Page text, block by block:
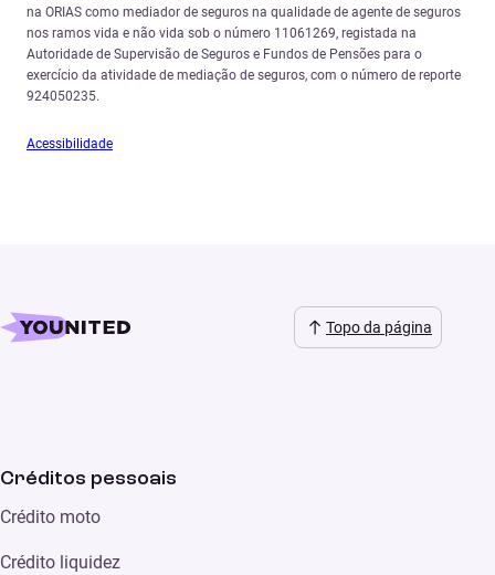
na ORIAS como mediador de seguros na qualidade de agente de seguros
nos ramos vida e não vida sob o número 11061269, registada na
Autoridade de Supervisão de Seguros e Fundos de Pensões para o
exercício da atividade de mediação de seguros, com o número de reporte
924050235.
Acessibilidade
Topo da página
Créditos pessoais
Crédito moto
Crédito liquidez